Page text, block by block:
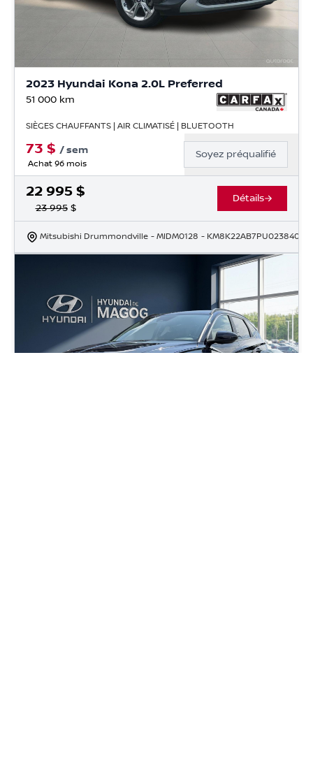
2023 Hyundai Kona 2.0L Preferred
51 000 km
SIÈGES CHAUFFANTS | AIR CLIMATISÉ | BLUETOOTH
73 $ /sem
Achat 96 mois
Soyez préqualifié
22 995 $
23 995$
Détails
Mitsubishi Drummondville - MIDM0128 - KM8K22AB7PU023840